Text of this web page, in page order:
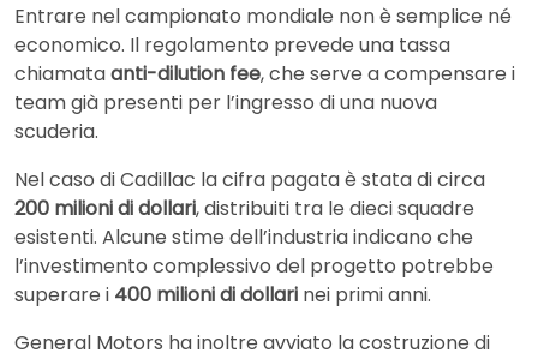
Entrare nel campionato mondiale non è semplice né
economico. Il regolamento prevede una tassa
chiamataanti-dilution fee, che serve a compensare i
team già presenti per l’ingresso di una nuova
scuderia.
Nel caso di Cadillac la cifra pagata è stata di circa
200 milioni di dollari, distribuiti tra le dieci squadre
esistenti. Alcune stime dell’industria indicano che
l’investimento complessivo del progetto potrebbe
superare i 400 milioni di dollari nei primi anni.
General Motors ha inoltre avviato la costruzione di